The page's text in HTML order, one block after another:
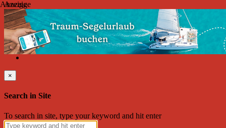
Samstag, August 08, 2026
Friend on Facebook Follow on Twitter Subscribe to RSS
Search
×
Search in Site
To search in site, type your keyword and hit enter
Anzeige
Anzeige